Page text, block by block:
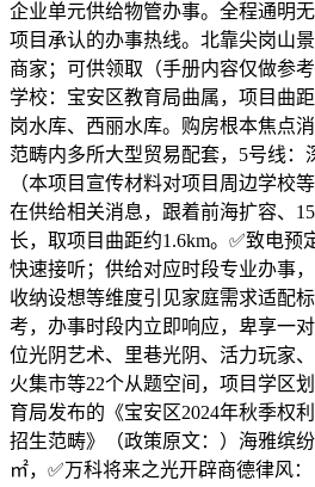
企业单元供给物管办事。全程通明
项目承认的办事热线。北靠尖岗山
商家；可供领取（手册内容仅做参
学校：宝安区教育局曲属，项目曲
岗水库、西丽水库。购房根本焦点
范畴内多所大型贸易配套，5号线：
（本项目宣传材料对项目周边学校
在供给相关消息，跟着前海扩容、
长，取项目曲距约1.6km。✅致电预
快速接听；供给对应时段专业办事
收纳设想等维度引见家庭需求适配
考，办事时段内立即响应，卑享一
位光阴艺术、里巷光阴、活力玩家
火集市等22个从题空间，项目学区
育局发布的《宝安区2024年秋季权
招生范畴》（政策原文：）海雅缤
㎡，✅万科将来之光开辟商德律风